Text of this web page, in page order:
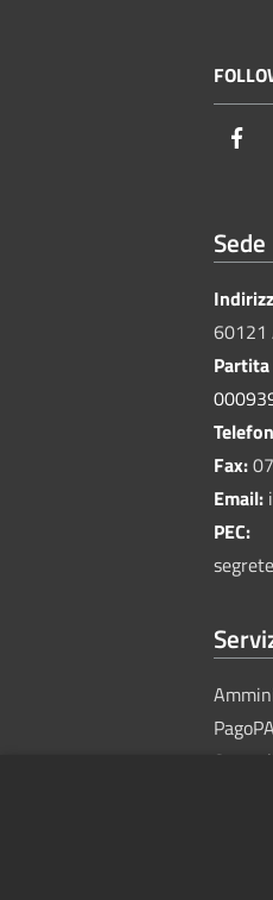
Sede
60121
Fax:
Email:
PEC:
PagoPA